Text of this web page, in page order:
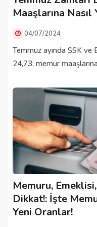
Maaşlarına Nasıl
04/07/2024
Temmuz ayında SSK ve
24,73, memur
Memuru,
Dikkat!: İşte
Yeni Oranlar!